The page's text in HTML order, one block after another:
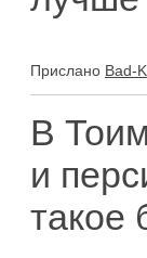
Прислано Bad-
В
и
такое